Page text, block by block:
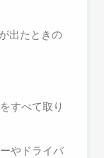
出たときの
すべて取り
やドライバ